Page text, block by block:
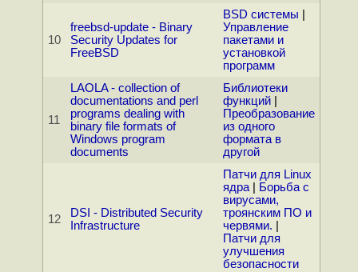
10
freebsd-update - Binary
Security Updates for
FreeBSD
BSD системы
Управление
пакетами и
установкой
программ
11
LAOLA - collection of
documentations and perl
programs dealing with
binary file formats of
Windows program
documents
Библиотеки
функций|
Преобразование
из одного
формата в
другой
12
DSI - Distributed Security
Infrastructure
Патчи для Linux
ядра|
Борьба с
вирусами,
троянским ПО и
червями.
Патчи для
улучшения
безопасности